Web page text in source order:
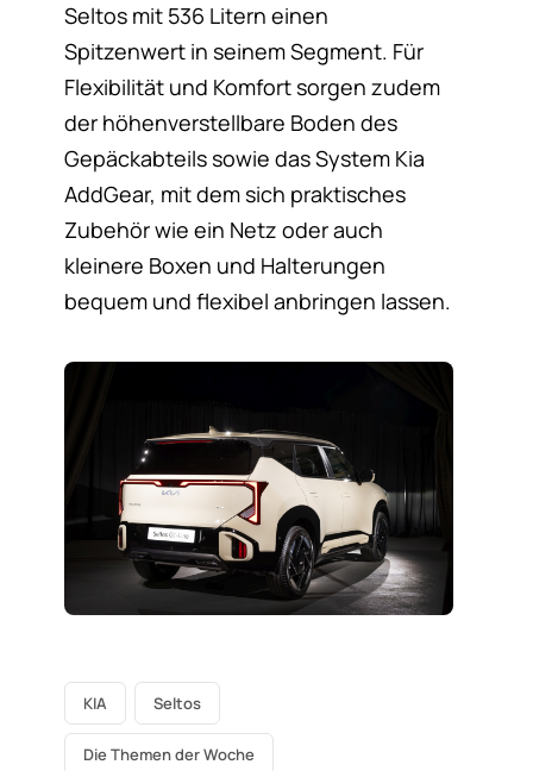
Seltos mit 536 Litern einen
Spitzenwert in seinem Segment. Für
Flexibilität und Komfort sorgen zudem
der höhenverstellbare Boden des
Gepäckabteils sowie das System Kia
AddGear, mit dem sich praktisches
Zubehör wie ein Netz oder auch
kleinere Boxen und Halterungen
bequem und flexibel anbringen lassen.
KIA Seltos
Die Themen der Woche